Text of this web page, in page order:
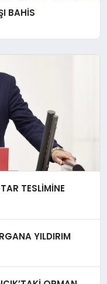
BAHİS
TESLİMİNE
YILDIRIM